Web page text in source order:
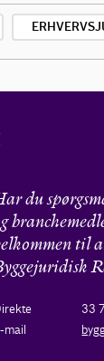
du
til
33
mail